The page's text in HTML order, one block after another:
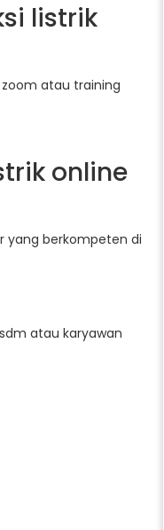
listrik
zoom atau training
online
yang berkompeten di
atau karyawan